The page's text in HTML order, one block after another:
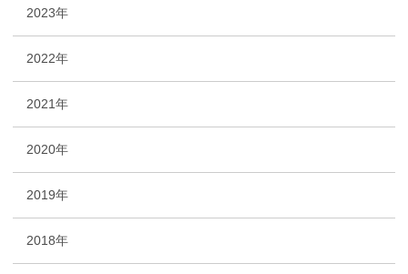
2023年
2022年
2021年
2020年
2019年
2018年